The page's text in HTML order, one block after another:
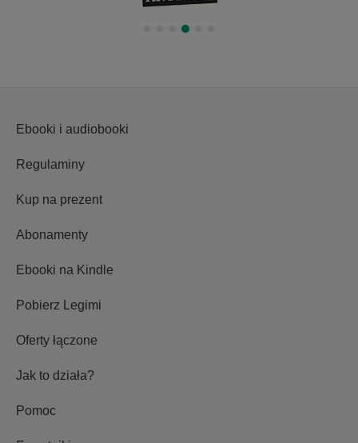
Ebooki i audiobooki
Regulaminy
Kup na prezent
Abonamenty
Ebooki na Kindle
Pobierz Legimi
Oferty łączone
Jak to działa?
Pomoc